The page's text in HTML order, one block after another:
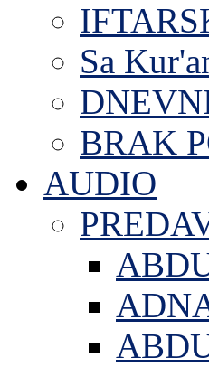
Sa
BRAK
AUDIO